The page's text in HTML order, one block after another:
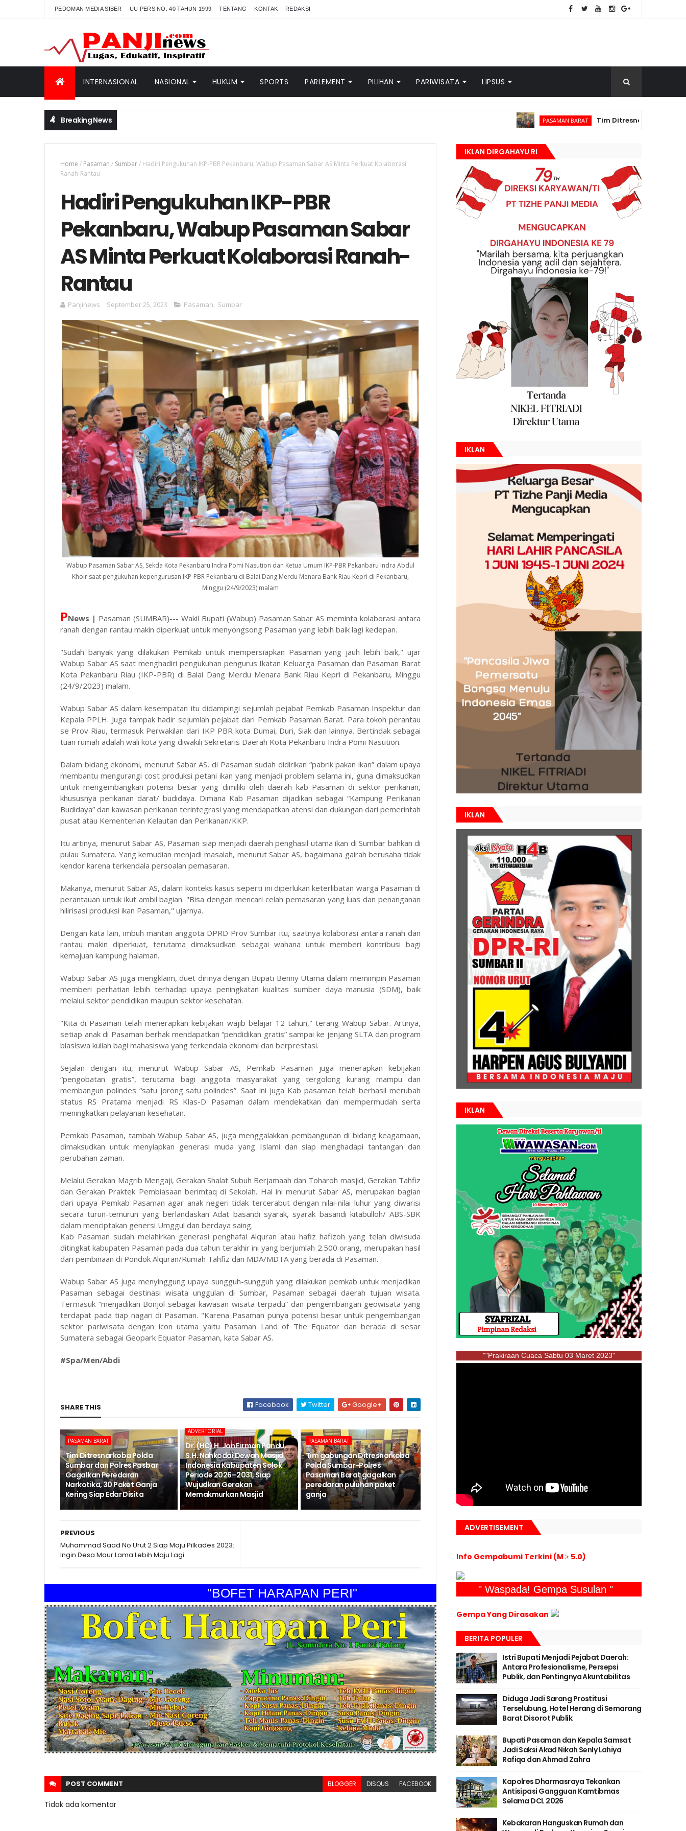
PEDOMAN MEDIA SIBER UU PERS NO. 40 TAHUN 1999 TENTANG KONTAK REDAKSI
INTERNASIONAL NASIONAL HUKUM SPORTS PARLEMENT PILIHAN PARIWISATA LIPSUS
Breaking News PASAMAN BARAT Tim Ditresnarkoba Polda Sumbar dan
Home / Pasaman / Sumbar/ Hadiri Pengukuhan IKP-PBR Pekanbaru, Wabup Pasaman Sabar AS Minta Perkuat Kolaborasi
Ranah-Rantau
Hadiri Pengukuhan IKP-PBR
Pekanbaru, Wabup Pasaman Sabar
AS Minta Perkuat Kolaborasi Ranah-
Rantau
Panjinews September 25, 2023 Pasaman, Sumbar
Wabup Pasaman Sabar AS, Sekda Kota Pekanbaru Indra Pomi Nasution dan Ketua Umum IKP-PBR Pekanbaru Indra Abdul
Khoir saat pengukuhan kepengurusan IKP-PBR Pekanbaru di Balai Dang Merdu Menara Bank Riau Kepri di Pekanbaru,
Minggu (24/9/2023) malam
PNews | Pasaman (SUMBAR)--- Wakil Bupati (Wabup) Pasaman Sabar AS meminta kolaborasi antara
ranah dengan rantau makin diperkuat untuk menyongsong Pasaman yang lebih baik lagi kedepan.
"Sudah banyak yang dilakukan Pemkab untuk mempersiapkan Pasaman yang jauh lebih baik," ujar
Wabup Sabar AS saat menghadiri pengukuhan pengurus Ikatan Keluarga Pasaman dan Pasaman Barat
Kota Pekanbaru Riau (IKP-PBR) di Balai Dang Merdu Menara Bank Riau Kepri di Pekanbaru, Minggu
(24/9/2023) malam.
Wabup Sabar AS dalam kesempatan itu didampingi sejumlah pejabat Pemkab Pasaman Inspektur dan
Kepala PPLH. Juga tampak hadir sejumlah pejabat dari Pemkab Pasaman Barat. Para tokoh perantau
se Prov Riau, termasuk Perwakilan dari IKP PBR kota Dumai, Duri, Siak dan lainnya. Bertindak sebagai
tuan rumah adalah wali kota yang diwakili Sekretaris Daerah Kota Pekanbaru Indra Pomi Nasution.
Dalam bidang ekonomi, menurut Sabar AS, di Pasaman sudah didirikan “pabrik pakan ikan” dalam upaya
membantu mengurangi cost produksi petani ikan yang menjadi problem selama ini, guna dimaksudkan
untuk mengembangkan potensi besar yang dimiliki oleh daerah kab Pasaman di sektor perikanan,
khususnya perikanan darat/ budidaya. Dimana Kab Pasaman dijadikan sebagai “Kampung Perikanan
Budidaya” dan kawasan perikanan terintegrasi yang mendapatkan atensi dan dukungan dari pemerintah
pusat atau Kementerian Kelautan dan Perikanan/KKP.
Itu artinya, menurut Sabar AS, Pasaman siap menjadi daerah penghasil utama ikan di Sumbar bahkan di
pulau Sumatera. Yang kemudian menjadi masalah, menurut Sabar AS, bagaimana gairah berusaha tidak
kendor karena terkendala persoalan pemasaran.
Makanya, menurut Sabar AS, dalam konteks kasus seperti ini diperlukan keterlibatan warga Pasaman di
perantauan untuk ikut ambil bagian. "Bisa dengan mencari celah pemasaran yang luas dan penanganan
hilirisasi produksi ikan Pasaman," ujarnya.
Dengan kata lain, imbuh mantan anggota DPRD Prov Sumbar itu, saatnya kolaborasi antara ranah dan
rantau makin diperkuat, terutama dimaksudkan sebagai wahana untuk memberi kontribusi bagi
kemajuan kampung halaman.
Wabup Sabar AS juga mengklaim, duet dirinya dengan Bupati Benny Utama dalam memimpin Pasaman
memberi perhatian lebih terhadap upaya peningkatan kualitas sumber daya manusia (SDM), baik
melalui sektor pendidikan maupun sektor kesehatan.
"Kita di Pasaman telah menerapkan kebijakan wajib belajar 12 tahun," terang Wabup Sabar. Artinya,
setiap anak di Pasaman berhak mendapatkan “pendidikan gratis” sampai ke jenjang SLTA dan program
biasiswa kuliah bagi mahasiswa yang terkendala ekonomi dan berprestasi.
Sejalan dengan itu, menurut Wabup Sabar AS, Pemkab Pasaman juga menerapkan kebijakan
“pengobatan gratis”, terutama bagi anggota masyarakat yang tergolong kurang mampu dan
membangun polindes “satu jorong satu polindes”. Saat ini juga Kab pasaman telah berhasil merubah
status RS Pratama menjadi RS Klas-D Pasaman dalam mendekatkan dan mempermudah serta
meningkatkan pelayanan kesehatan.
Pemkab Pasaman, tambah Wabup Sabar AS, juga menggalakkan pembangunan di bidang keagamaan,
dimaksudkan untuk menyiapkan generasi muda yang Islami dan siap menghadapi tantangan dan
perubahan zaman.
Melalui Gerakan Magrib Mengaji, Gerakan Shalat Subuh Berjamaah dan Toharoh masjid, Gerakan Tahfiz
dan Gerakan Praktek Pembiasaan berimtaq di Sekolah. Hal ini menurut Sabar AS, merupakan bagian
dari upaya Pemkab Pasaman agar anak negeri tidak tercerabut dengan nilai-nilai luhur yang diwarisi
secara turun-temurun yang berlandaskan Adat basandi syarak, syarak basandi kitabulloh/ ABS-SBK
dalam menciptakan genersi Umggul dan berdaya saing.
Kab Pasaman sudah melahirkan generasi penghafal Alquran atau hafiz hafizoh yang telah diwisuda
ditingkat kabupaten Pasaman pada dua tahun terakhir ini yang berjumlah 2.500 orang, merupakan hasil
dari pembinaan di Pondok Alquran/Rumah Tahfiz dan MDA/MDTA yang berada di Pasaman.
Wabup Sabar AS juga menyinggung upaya sungguh-sungguh yang dilakukan pemkab untuk menjadikan
Pasaman sebagai destinasi wisata unggulan di Sumbar, Pasaman sebagai daerah tujuan wisata.
Termasuk “menjadikan Bonjol sebagai kawasan wisata terpadu” dan pengembangan geowisata yang
terdapat pada tiap nagari di Pasaman. "Karena Pasaman punya potensi besar untuk pengembangan
sektor pariwisata dengan icon utama yaitu Pasaman Land of The Equator dan berada di sesar
Sumatera sebagai Geopark Equator Pasaman, kata Sabar AS.
#Spa/Men/Abdi
SHARE THIS Facebook Twitter Google+
PASAMAN BARAT
Tim Ditresnarkoba Polda
Sumbar dan Polres Pasbar
Gagalkan Peredaran
Narkotika, 30 Paket Ganja
Kering Siap Edar Disita
ADVERTORIAL
Dr. (HC) H. Jon Firman Pandu,
S.H. Nahkodai Dewan Masjid
Indonesia Kabupaten Solok
Periode 2026–2031, Siap
Wujudkan Gerakan
Memakmurkan Masjid
PASAMAN BARAT
Tim gabungan Ditresnarkoba
Polda Sumbar-Polres
Pasaman Barat gagalkan
peredaran puluhan paket
ganja
PREVIOUS
Muhammad Saad No Urut 2 Siap Maju Pilkades 2023:
Ingin Desa Maur Lama Lebih Maju Lagi
"BOFET HARAPAN PERI"
POST COMMENT BLOGGER DISQUS FACEBOOK
Tidak ada komentar
IKLAN DIRGAHAYU RI
IKLAN
IKLAN
IKLAN
""Prakiraan Cuaca Sabtu 03 Maret 2023"
ADVERTISEMENT
Info Gempabumi Terkini (M ≥ 5.0)
" Waspada! Gempa Susulan "
Gempa Yang Dirasakan
BERITA POPULER
Istri Bupati Menjadi Pejabat Daerah:
Antara Profesionalisme, Persepsi
Publik, dan Pentingnya Akuntabilitas
Diduga Jadi Sarang Prostitusi
Terselubung, Hotel Herang di Semarang
Barat Disorot Publik
Bupati Pasaman dan Kepala Samsat
Jadi Saksi Akad Nikah Senly Lahiya
Rafiqa dan Ahmad Zahra
Kapolres Dharmasraya Tekankan
Antisipasi Gangguan Kamtibmas
Selama DCL 2026
Kebakaran Hanguskan Rumah dan